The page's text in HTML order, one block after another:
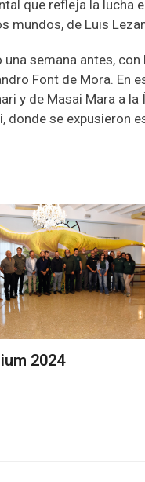
que refleja la lucha
de Luis
semana antes,
Font de Mora.
y de Masai Mara a
donde se expusieron
2024